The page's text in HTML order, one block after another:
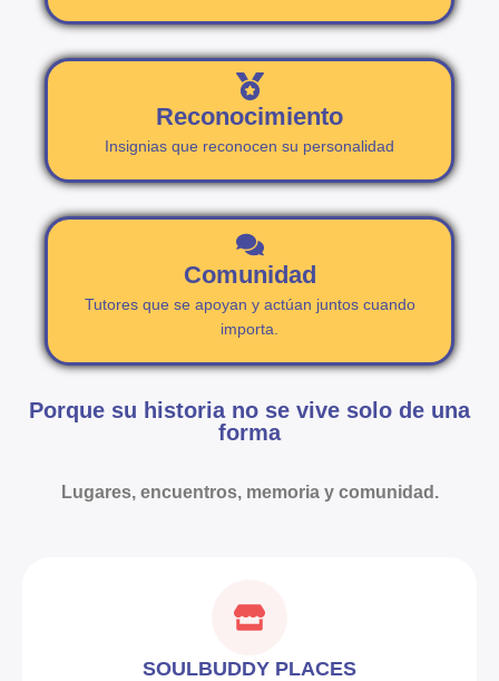
Reconocimiento
Insignias que reconocen su personalidad
Comunidad
Tutores que se apoyan y actúan juntos cuando
importa.
Porque su historia no se vive solo de una
forma
Lugares, encuentros, memoria y comunidad.
SOULBUDDY PLACES